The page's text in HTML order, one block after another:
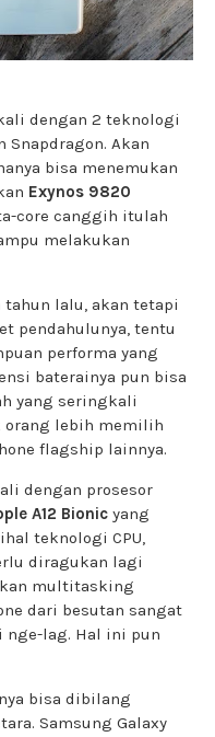
dengan 2 teknologi
Snapdragon. Akan
bisa menemukan
Exynos 9820
core canggih itulah
melakukan
tahun lalu, akan tetapi
pendahulunya, tentu
performa yang
baterainya pun bisa
yang seringkali
orang lebih memilih
flagship lainnya.
dengan prosesor
A12 Bionic yang
teknologi CPU,
diragukan lagi
multitasking
dari besutan sangat
nge-lag. Hal ini pun
bisa dibilang
Samsung Galaxy